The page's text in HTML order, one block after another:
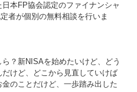
本FP協会認定のファイナンシャ
者が個別の無料相談を行いま
？新NISAを始めたいけど、どう
けど、どこから見直していけば
のことだけど、一歩踏み出した